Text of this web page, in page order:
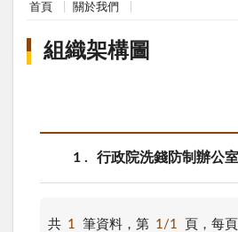
首頁 關於我們
組織架構圖
1 行政院洗錢防制辦公
共 1 筆資料，第 1/1 頁， 每